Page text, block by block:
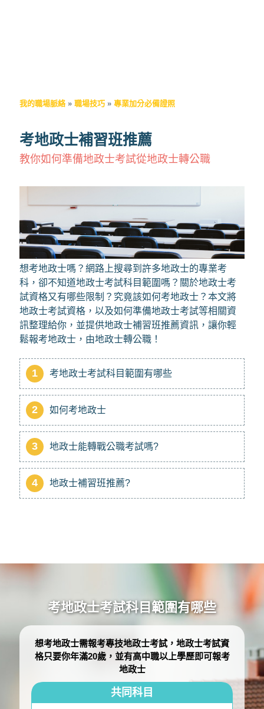
我的職場脈絡 » 職場技巧 » 專業加分必備證照
考地政士補習班推薦
教你如何準備地政士考試從地政士轉公職
想考地政士嗎？網路上搜尋到許多地政士的專業考
科，卻不知道地政士考試科目範圍嗎？關於地政士考
試資格又有哪些限制？究竟該如何考地政士？本文將
地政士考試資格，以及如何準備地政士考試等相關資
訊整理給你，並提供地政士補習班推薦資訊，讓你輕
鬆報考地政士，由地政士轉公職！
1 考地政士考試科目範圍有哪些
2 如何考地政士
3 地政士能轉戰公職考試嗎?
4 地政士補習班推薦?
考地政士考試科目範圍有哪些
想考地政士需報考專技地政士考試，地政士考試資
格只要你年滿20歲，並有高中職以上學歷即可報考
地政士
共同科目